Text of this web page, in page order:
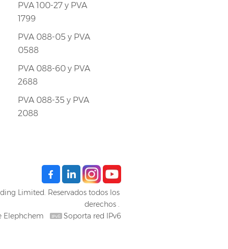
PVA 100-27 y PVA
1799
PVA 088-05 y PVA
0588
PVA 088-60 y PVA
2688
PVA 088-35 y PVA
2088
Limited. Reservados todos los
derechos .
Elephchem Soporta red IPv6